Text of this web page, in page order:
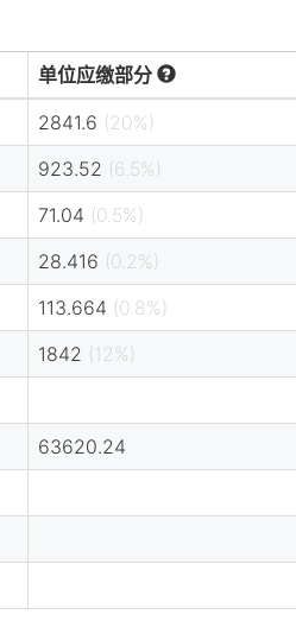
单位应缴部分
2841.6 (20%)
923.52 (6.5%)
71.04 (0.5%)
28.416 (0.2%)
113.664 (0.8%)
1842 (12%)
63620.24